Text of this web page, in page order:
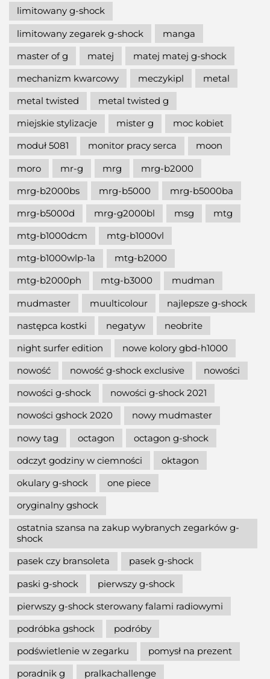
limitowany g-shock
limitowany zegarek g-shock
manga
master of g
matej
matej matej g-shock
mechanizm kwarcowy
meczykipl
metal
metal twisted
metal twisted g
miejskie stylizacje
mister g
moc kobiet
moduł 5081
monitor pracy serca
moon
moro
mr-g mrg
mrg-b2000
mrg-b2000bs
mrg-b5000
mrg-b5000ba
mrg-b5000d
mrg-g2000bl msg
mtg
mtg-b1000dcm
mtg-b1000vl
mtg-b1000wlp-1a
mtg-b2000
mtg-b2000ph
mtg-b3000
mudman
mudmaster
muulticolour
najlepsze g-shock
następca kostki
negatyw
neobrite
night surfer edition
nowe kolory gbd-h1000
nowość
nowość g-shock exclusive
nowości
nowości g-shock
nowości g-shock 2021
nowości gshock 2020
nowy mudmaster
nowy tag
octagon
octagon g-shock
odczyt godziny w ciemności
oktagon
okulary g-shock
one piece
oryginalny gshock
ostatnia szansa na zakup wybranych zegarków g-
shock
pasek czy bransoleta
pasek g-shock
paski g-shock
pierwszy g-shock
pierwszy g-shock sterowany falami radiowymi
podróbka gshock
podróby
podświetlenie w zegarku
pomysł na prezent
poradnik g
pralkachallenge